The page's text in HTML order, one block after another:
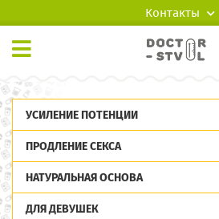
Контакты
УСИЛЕНИЕ ПОТЕНЦИИ
ПРОДЛЕНИЕ СЕКСА
НАТУРАЛЬНАЯ ОСНОВА
ДЛЯ ДЕВУШЕК